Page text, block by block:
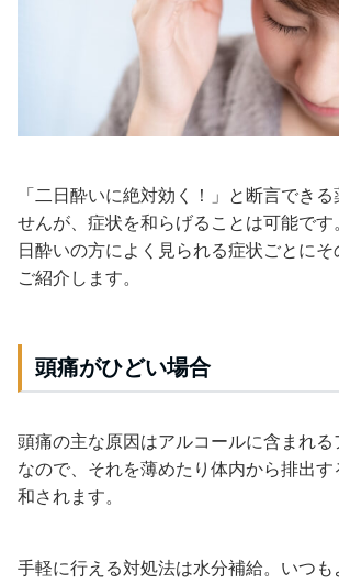
「二日酔いに絶対効く！」と断言でき
せんが、症状を和らげることは可能で
日酔いの方によく見られる症状ごとに
ご紹介します。
頭痛がひどい場合
頭痛の主な原因はアルコールに含まれる
なので、それを薄めたり体内から排出
和されます。
手軽に行える対処法は水分補給。いつも